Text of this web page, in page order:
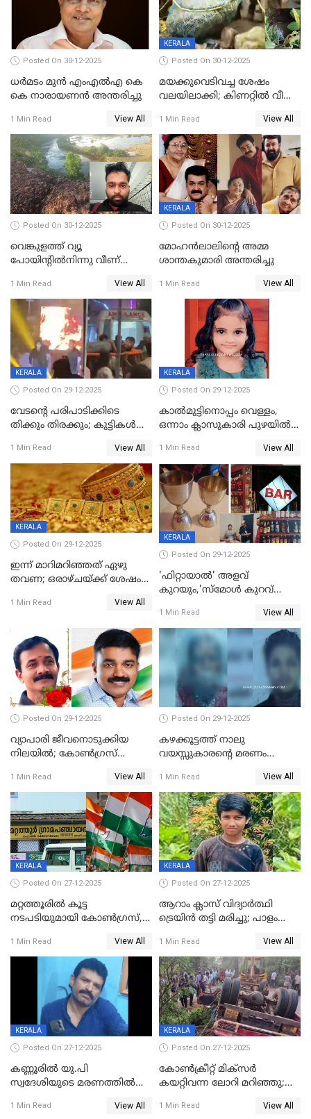
Posted On 30-12-2025
ധർമടം മുൻ എംഎല്‍എ കെ
കെ നാരായണന്‍ അന്തരിച്ചു
1 Min Read View All
KERALA
Posted On 30-12-2025
മയക്കുവെടിവച്ച ശേഷം
വലയിലാക്കി; കിണറ്റിൽ വീണ
1 Min Read View All
Posted On 30-12-2025
വെങ്കുളത്ത് വ്യൂ
പോയിന്റിൽനിന്നു വീണ്
1 Min Read View All
KERALA
Posted On 30-12-2025
മോഹന്‍ലാലിന്‍റെ അമ്മ
ശാന്തകുമാരി അന്തരിച്ചു
1 Min Read View All
KERALA
Posted On 29-12-2025
വേടന്റെ പരിപാടിക്കിടെ
തിക്കും തിരക്കും; കുട്ടികള്‍
പരിക്ക്; പാളം മറികടന്ന
യുവാവ് ട്രെയിന്‍ തട്ടി മരിച്ചു
1 Min Read View All
KERALA
Posted On 29-12-2025
കാൽമുട്ടിനൊപ്പം വെള്ളം,
ഒന്നാം ക്ലാസുകാരി പുഴയിൽ
കുട്ടികൾക്കൊപ്പം
കളിക്കുന്നതിനിടെ
1 Min Read View All
KERALA
Posted On 29-12-2025
ഇന്ന് മാറിമറിഞ്ഞത് ഏഴു
തവണ; ഒരാഴ്ചയ്ക്ക് ശേഷം
1 Min Read View All
KERALA
Posted On 29-12-2025
'ഫിറ്റായാൽ' അളവ്
കുറയും,'സ്‌മോൾ കുറവ്
പിഴ
1 Min Read View All
Posted On 29-12-2025
വ്യാപാരി ജീവനൊടുക്കിയ
നിലയില്‍; കോണ്‍ഗ്രസ്
മാനസികപീഡനമെന്ന് കുറിപ്പ്
1 Min Read View All
Posted On 29-12-2025
കഴക്കൂട്ടത്ത് നാലു
വയസ്സുകാരന്റെ മരണം
സുഹൃത്തും പൊലീസ്
കസ്റ്റഡിയിൽ
1 Min Read View All
KERALA
Posted On 27-12-2025
മറ്റത്തൂരിൽ കൂട്ട
നടപടിയുമായി കോണ്‍ഗ്രസ്,
എട്ട് പേര്‍ ഉള്‍പ്പെടെ
പത്തുപേരെ പുറത്താക്കി,
ചൊവ്വന്നൂരിലും നടപടി
1 Min Read View All
KERALA
Posted On 27-12-2025
ആറാം ക്ലാസ് വിദ്യാർത്ഥി
ട്രെയിൻ തട്ടി മരിച്ചു; പാളം
അപകടം മലപ്പുറത്ത്
1 Min Read View All
KERALA
Posted On 27-12-2025
കണ്ണൂരിൽ യു.പി
സ്വദേശിയുടെ മരണത്തിൽ
കേസ്; തർക്കമുണ്ടായത്
1 Min Read View All
KERALA
Posted On 27-12-2025
കോണ്‍ക്രീറ്റ് മിക്‌സര്‍
കയറ്റിവന്ന ലോറി മറിഞ്ഞു;
അപകടം കണ്ണൂരിൽ
1 Min Read View All